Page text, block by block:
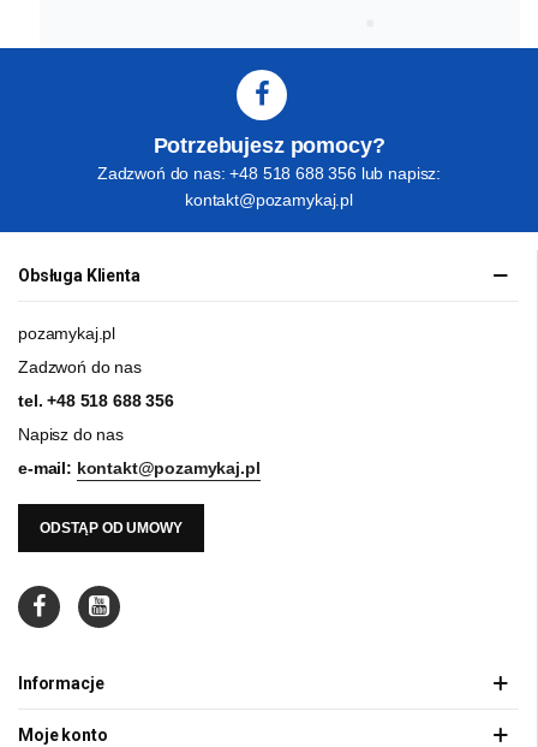
Potrzebujesz pomocy?
Zadzwoń do nas: +48 518 688 356 lub napisz:
kontakt@pozamykaj.pl
Obsługa Klienta
pozamykaj.pl
Zadzwoń do nas
tel.+48 518 688 356
Napisz do nas
e-mail: kontakt@pozamykaj.pl
ODSTĄP OD UMOWY
Informacje
Moje konto